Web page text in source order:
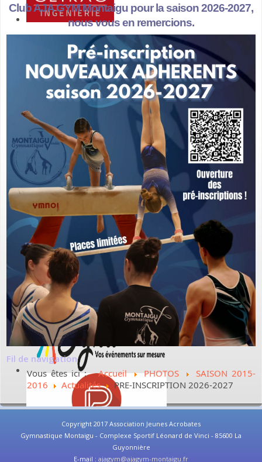
Club AJA GYM Montaigu pour la saison 2026-2027,
nous vous en remercions.
Fil de navigation
Vous êtes ici :Accueil PHOTOS
SAISON 2015-
2016
Actualités PRE-INSCRIPTION 2026-2027
Copyright 2017 Association Jeunes Acrobates
Gymnastique Montaigu - Complexe Sportif Léonard de Vinci - 85600 La
Guyonnière
E-mail : ajagym@ajagym-montaigu.fr